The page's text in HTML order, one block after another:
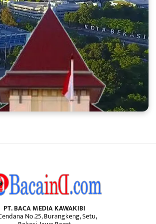
PT. BACA MEDIA KAWAKIBI
No.25, Burangkeng, Setu,